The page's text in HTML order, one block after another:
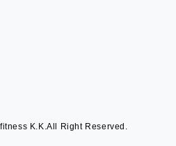
K.K.All Right Reserved.